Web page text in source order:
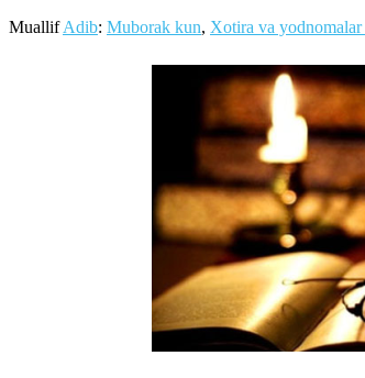
MuallifAdib: Muborak kun, Xotira va yodnomalar